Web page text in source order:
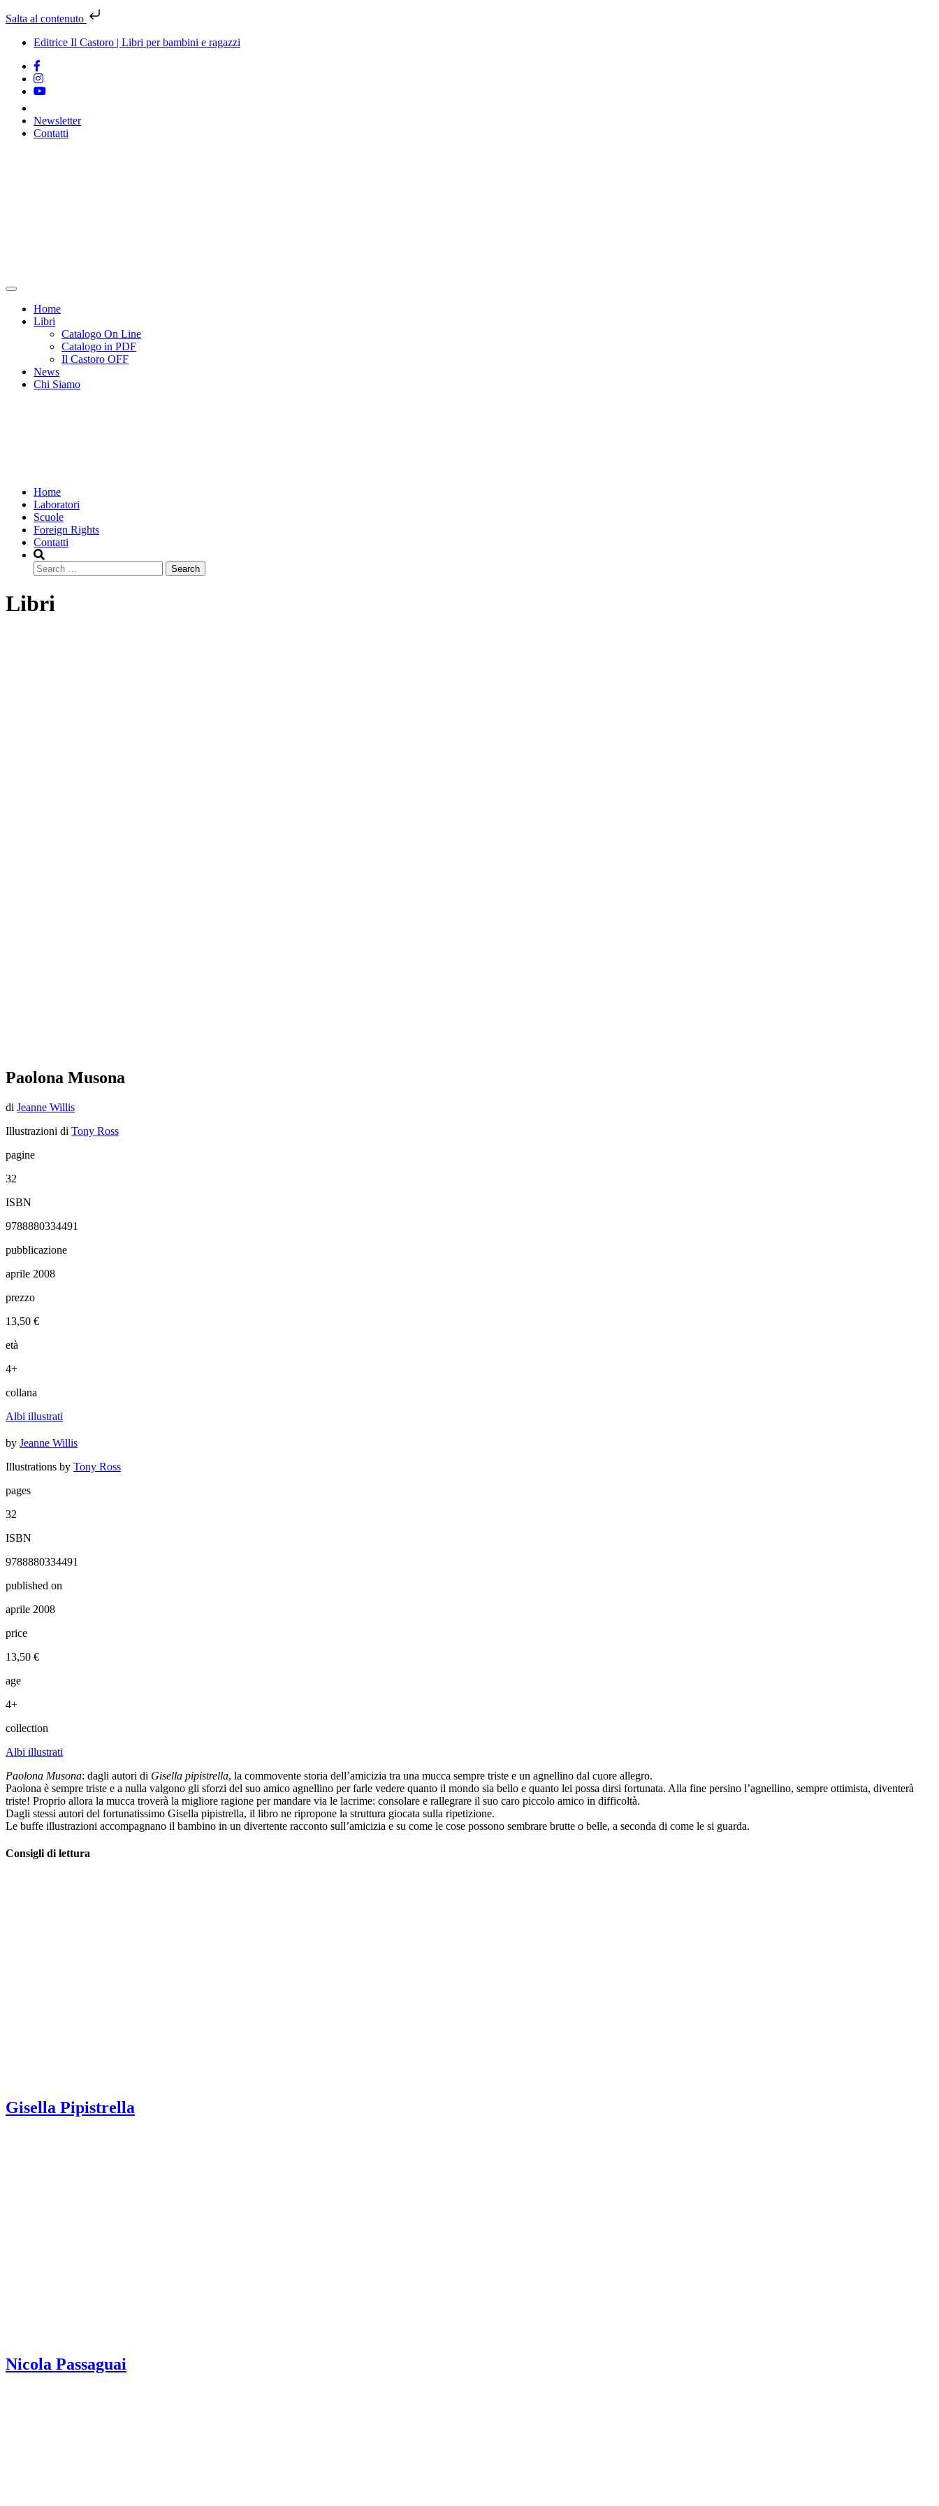
Salta al contenuto
Editrice Il Castoro | Libri per bambini e ragazzi
Newsletter
Contatti
Home
Libri
Catalogo On Line
Catalogo in PDF
Il Castoro OFF
News
Chi Siamo
Home
Laboratori
Scuole
Foreign Rights
Contatti
Search
Libri
Paolona Musona
di Jeanne Willis
Illustrazioni di Tony Ross
pagine
32
ISBN
9788880334491
pubblicazione
aprile 2008
prezzo
13,50 €
età
4+
collana
Albi illustrati
by Jeanne Willis
Illustrations by Tony Ross
pages
32
ISBN
9788880334491
published on
aprile 2008
price
13,50 €
age
4+
collection
Albi illustrati
Paolona Musona: dagli autori di Gisella pipistrella, la commovente storia dell’amicizia tra una mucca sempre triste e un agnellino dal cuore allegro.
Paolona è sempre triste e a nulla valgono gli sforzi del suo amico agnellino per farle vedere quanto il mondo sia bello e quanto lei possa dirsi fortunata. Alla fine persino l’agnellino, sempre ottimista, diventerà
triste! Proprio allora la mucca troverà la migliore ragione per mandare via le lacrime: consolare e rallegrare il suo caro piccolo amico in difficoltà.
Dagli stessi autori del fortunatissimo Gisella pipistrella, il libro ne ripropone la struttura giocata sulla ripetizione.
Le buffe illustrazioni accompagnano il bambino in un divertente racconto sull’amicizia e su come le cose possono sembrare brutte o belle, a seconda di come le si guarda.
Consigli di lettura
Gisella Pipistrella
Nicola Passaguai